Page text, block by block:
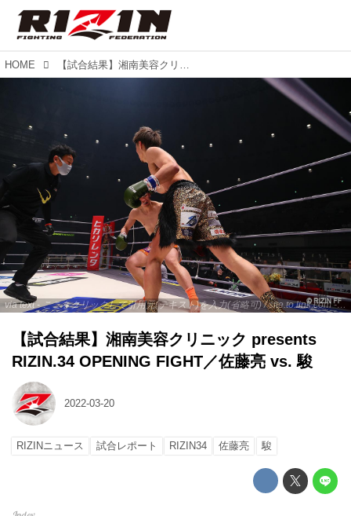
HOME 【試合結果】湘南美容クリニック presents RIZIN.34 OPENING FIGHT／佐藤亮 vs. 駿
via text - ここをクリックして引用元(テキスト)を入力(省略可) / site.to.link.com - ここをクリックして引用元を入力(省略可)
【試合結果】湘南美容クリニック presents
RIZIN.34 OPENING FIGHT／佐藤亮 vs. 駿
2022-03-20
RIZINニュース 試合レポート RIZIN34 佐藤亮 駿